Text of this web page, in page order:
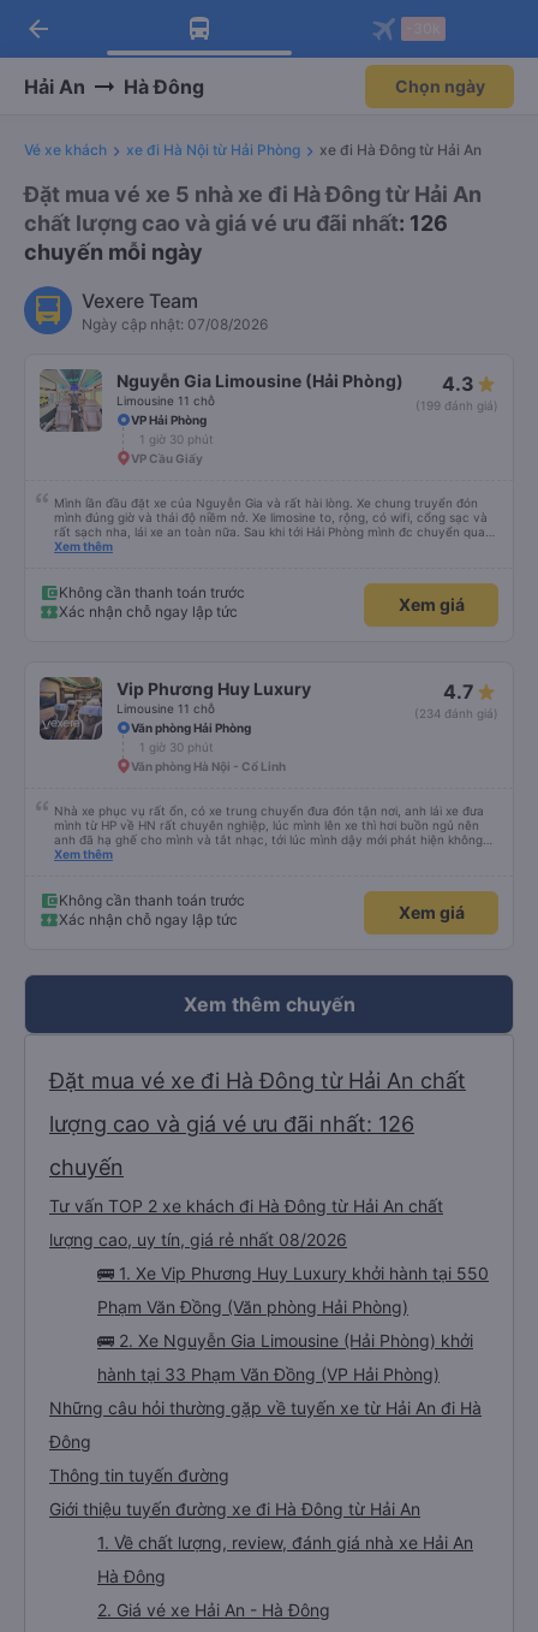
Tải app Vexere ngay!
Nhận ưu đãi thành viên độc
Mở app
Tải app Vexere
-30k/ghế khi đặt vé máy bay qua
Mở app
arrow_back
Hải An Hà Đông Chọn ngày
Vé xe khách xe đi Hà Nội từ Hải Phòng xe đi Hà Đông từ Hải An
Đặt mua vé xe 5 nhà xe đi Hà Đông từ Hải An
chất lượng cao và giá vé ưu đãi nhất: 126
chuyến mỗi ngày
Vexere Team
Ngày cập nhật: 07/08/2026
Nguyễn Gia Limousine (Hải Phòng)
Limousine 11 chỗ
4.3
(199 đánh giá)
VP Hải Phòng
1 giờ 30 phút
VP Cầu Giấy
Mình lần đầu đặt xe của Nguyễn Gia và rất hài lòng. Xe chung truyển đón
mình đúng giờ và thái độ niềm nở. Xe limosine to, rộng, có wifi, cổng sạc và
rất sạch nha, lái xe an toàn nữa. Sau khi tới Hải Phòng mình đc chuyển qua
xe trung chuyển ( vf6) sạch sẽ, thoải mái bạn lái xe rất nice. 1 trải nghiệm
Xem thêm
Không cần thanh toán trước
Xác nhận chỗ ngay lập tức
Xem giá
Vip Phương Huy Luxury
Limousine 11 chỗ
4.7
(234 đánh giá)
Văn phòng Hải Phòng
1 giờ 30 phút
Văn phòng Hà Nội - Cổ Linh
Nhà xe phục vụ rất ổn, có xe trung chuyển đưa đón tận nơi, anh lái xe đưa
mình từ HP về HN rất chuyên nghiệp, lúc mình lên xe thì hơi buồn ngủ nên
anh đã hạ ghế cho mình và tắt nhạc, tới lúc mình dậy mới phát hiện không
thấy điện thoại thì anh đã ngay lập tức gọi xe trung chuyển để tìm điện thoại
Xem thêm
Không cần thanh toán trước
Xác nhận chỗ ngay lập tức
Xem giá
Xem thêm chuyến
Đặt mua vé xe đi Hà Đông từ Hải An chất
lượng cao và giá vé ưu đãi nhất: 126
chuyến
Tư vấn TOP 2 xe khách đi Hà Đông từ Hải An chất
lượng cao, uy tín, giá rẻ nhất 08/2026
🚌 1. Xe Vip Phương Huy Luxury khởi hành tại 550
Phạm Văn Đồng (Văn phòng Hải Phòng)
🚌 2. Xe Nguyễn Gia Limousine (Hải Phòng) khởi
hành tại 33 Phạm Văn Đồng (VP Hải Phòng)
Những câu hỏi thường gặp về tuyến xe từ Hải An đi Hà
Đông
Thông tin tuyến đường
Giới thiệu tuyến đường xe đi Hà Đông từ Hải An
1. Về chất lượng, review, đánh giá nhà xe Hải An
Hà Đông
2. Giá vé xe Hải An - Hà Đông